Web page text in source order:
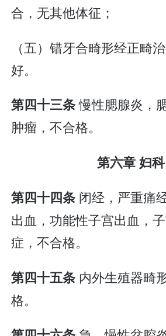
合，无其他体征；
（五）错牙合畸形经正畸
好。
第四十三条慢性腮腺炎，
肿瘤，不合格。
第六章 妇科
第四十四条 闭经，严重痛
出血，功能性子宫出血，
症，不合格。
第四十五条 内外生殖器畸
格。